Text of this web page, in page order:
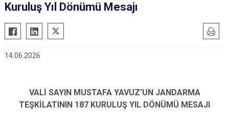
Kuruluş Yıl Dönümü Mesajı
14.06.2026
VALİ SAYIN MUSTAFA YAVUZ’UN JANDARMA
TEŞKİLATININ 187 KURULUŞ YIL DÖNÜMÜ MESAJI